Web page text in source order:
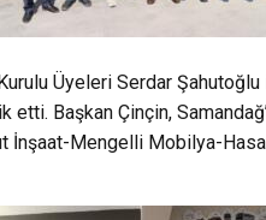
Üyeleri Serdar
etti. Başkan Çinçin,
İnşaat-Mengelli Mobilya-